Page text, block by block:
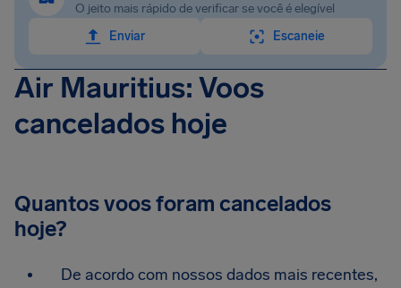
O jeito mais rápido de verificar se você é elegível
Enviar
Escaneie
Air Mauritius: Voos
cancelados hoje
Quantos voos foram cancelados
hoje?
De acordo com nossos dados mais recentes,